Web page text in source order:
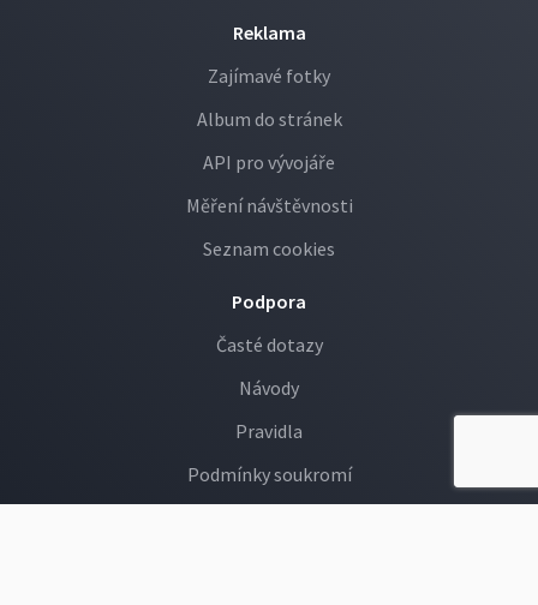
Reklama
Zajímavé fotky
Album do stránek
API pro vývojáře
Měření návštěvnosti
Seznam cookies
Podpora
Časté dotazy
Návody
Pravidla
Podmínky soukromí